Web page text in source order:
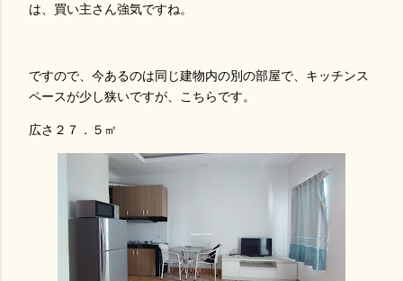
は、買い主さん強気ですね。
ですので、今あるのは同じ建物内の別の部屋で、キッチンス
ペースが少し狭いですが、こちらです。
広さ２７．５㎡